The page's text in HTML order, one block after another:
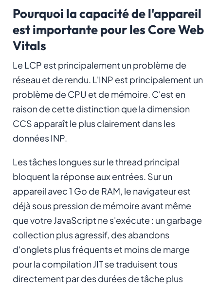
Pourquoi la capacité de l'appareil
est importante pour les Core Web
Vitals
Le LCP est principalement un problème de
réseau et de rendu. L'INP est principalement un
problème de CPU et de mémoire. C'est en
raison de cette distinction que la dimension
CCS apparaît le plus clairement dans les
données INP.
Les tâches longues sur le thread principal
bloquent la réponse aux entrées. Sur un
appareil avec 1 Go de RAM, le navigateur est
déjà sous pression de mémoire avant même
que votre JavaScript ne s'exécute : un garbage
collection plus agressif, des abandons
d'onglets plus fréquents et moins de marge
pour la compilation JIT se traduisent tous
directement par des durées de tâche plus